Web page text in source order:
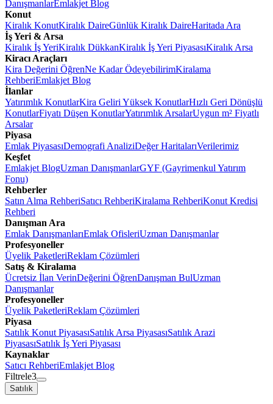
DanışmanlarEmlakjet Blog
Konut
Kiralık KonutKiralık DaireGünlük Kiralık DaireHaritada Ara
İş Yeri & Arsa
Kiralık İş YeriKiralık DükkanKiralık İş Yeri PiyasasıKiralık Arsa
Kiracı Araçları
Kira Değerini ÖğrenNe Kadar ÖdeyebilirimKiralama
RehberiEmlakjet Blog
İlanlar
Yatırımlık KonutlarKira Geliri Yüksek KonutlarHızlı Geri Dönüşlü
KonutlarFiyatı Düşen KonutlarYatırımlık ArsalarUygun m² Fiyatlı
Arsalar
Piyasa
Emlak PiyasasıDemografi AnaliziDeğer HaritalarıVerilerimiz
Keşfet
Emlakjet BlogUzman DanışmanlarGYF (Gayrimenkul Yatırım
Fonu)
Rehberler
Satın Alma RehberiSatıcı RehberiKiralama RehberiKonut Kredisi
Rehberi
Danışman Ara
Emlak DanışmanlarıEmlak OfisleriUzman Danışmanlar
Profesyoneller
Üyelik PaketleriReklam Çözümleri
Satış & Kiralama
Ücretsiz İlan VerinDeğerini ÖğrenDanışman BulUzman
Danışmanlar
Profesyoneller
Üyelik PaketleriReklam Çözümleri
Piyasa
Satılık Konut PiyasasıSatılık Arsa PiyasasıSatılık Arazi
PiyasasıSatılık İş Yeri Piyasası
Kaynaklar
Satıcı RehberiEmlakjet Blog
Filtrele3
Satılık